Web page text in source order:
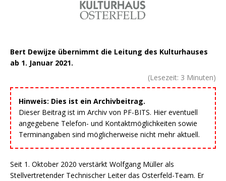
Bert Dewijze übernimmt die Leitung des Kulturhauses
ab 1. Januar 2021.
(Lesezeit: 3 Minuten)
Hinweis: Dies ist ein Archivbeitrag.
Dieser Beitrag ist im Archiv von PF-BITS. Hier eventuell
angegebene Telefon- und Kontaktmöglichkeiten sowie
Terminangaben sind möglicherweise nicht mehr aktuell.
Seit 1. Oktober 2020 verstärkt Wolfgang Müller als
Stellvertretender Technischer Leiter das Osterfeld-Team. Er